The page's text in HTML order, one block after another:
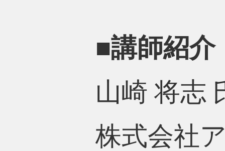
■講師紹介
山崎 将志
株式会社